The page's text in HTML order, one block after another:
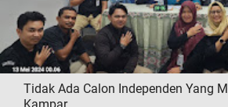
Tidak Ada Calon Independen Yang
Kampar